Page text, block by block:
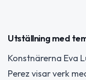
Utställning med
Konstnärerna Eva
Perez visar verk